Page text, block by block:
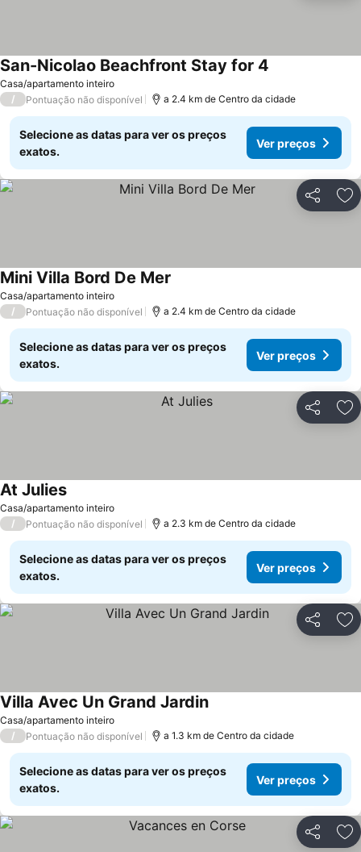
Casa/apartamento inteiro
San-Nicolao Beachfront Stay for 4
/ Pontuação não disponível a 2.4 km de Centro da cidade
Selecione as datas para ver os preços
exatos.
Ver preços
Partilhar
Casa/apartamento inteiro
Mini Villa Bord De Mer
/ Pontuação não disponível a 2.4 km de Centro da cidade
Selecione as datas para ver os preços
exatos.
Ver preços
Partilhar
Casa/apartamento inteiro
At Julies
/ Pontuação não disponível a 2.3 km de Centro da cidade
Selecione as datas para ver os preços
exatos.
Ver preços
Partilhar
Casa/apartamento inteiro
Villa Avec Un Grand Jardin
/ Pontuação não disponível a 1.3 km de Centro da cidade
Selecione as datas para ver os preços
exatos.
Ver preços
Partilhar